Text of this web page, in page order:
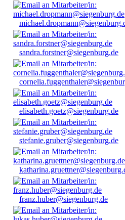
sandra.forstner@siegenburg.de
elisabeth.goetz@siegenburg.de
stefanie.gruber@siegenburg.de
franz.huber@siegenburg.de